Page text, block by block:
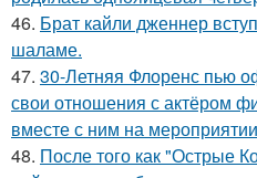
46. Брат кайли дженнер
шаламе.
47. 30-Летняя Флоренс пью
свои отношения с актёром
вместе с ним на
48. После того как "Острые